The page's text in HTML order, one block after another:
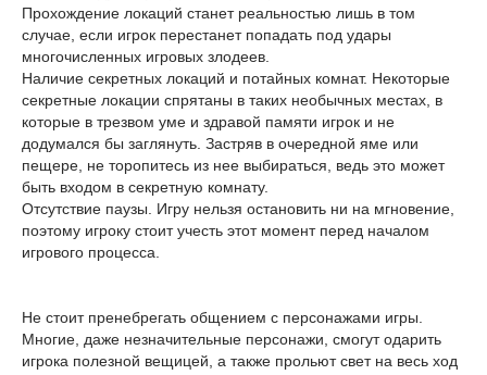
Прохождение локаций станет реальностью лишь в том
случае, если игрок перестанет попадать под удары
многочисленных игровых злодеев.
Наличие секретных локаций и потайных комнат. Некоторые
секретные локации спрятаны в таких необычных местах, в
которые в трезвом уме и здравой памяти игрок и не
додумался бы заглянуть. Застряв в очередной яме или
пещере, не торопитесь из нее выбираться, ведь это может
быть входом в секретную комнату.
Отсутствие паузы. Игру нельзя остановить ни на мгновение,
поэтому игроку стоит учесть этот момент перед началом
игрового процесса.
Не стоит пренебрегать общением с персонажами игры.
Многие, даже незначительные персонажи, смогут одарить
игрока полезной вещицей, а также прольют свет на весь ход